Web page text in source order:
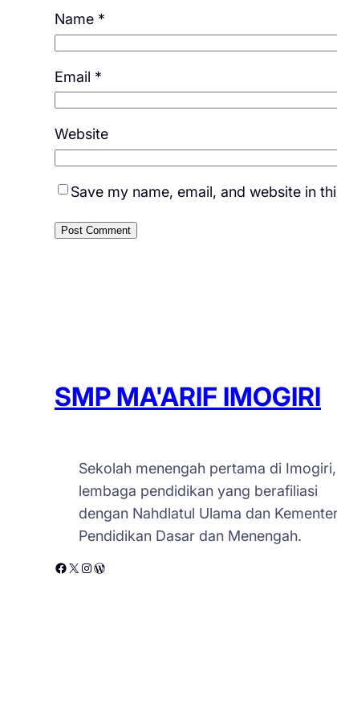
Name *
Email *
Website
Save my name, email, and website in
SMP MA'ARIF IMOGIRI
Sekolah menengah pertama di Imogiri,
lembaga pendidikan yang berafiliasi
dengan Nahdlatul Ulama dan
Pendidikan Dasar dan Menengah.
Facebook X Instagram WordPress